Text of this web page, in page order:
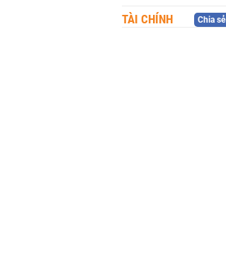
TÀI CHÍNH Chia sẻ